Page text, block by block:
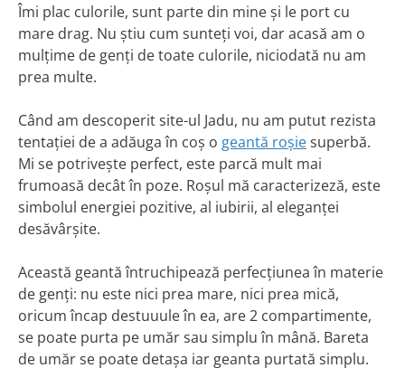
Îmi plac culorile, sunt parte din mine și le port cu
mare drag. Nu știu cum sunteți voi, dar acasă am o
mulțime de genți de toate culorile, niciodată nu am
prea multe.
Când am descoperit site-ul Jadu, nu am putut rezista
tentației de a adăuga în coș o geantă roșiesuperbă.
Mi se potrivește perfect, este parcă mult mai
frumoasă decât în poze. Roșul mă caracterizeză, este
simbolul energiei pozitive, al iubirii, al eleganței
desăvârșite.
Această geantă întruchipează perfecțiunea în materie
de genți: nu este nici prea mare, nici prea mică,
oricum încap destuuule în ea, are 2 compartimente,
se poate purta pe umăr sau simplu în mână. Bareta
de umăr se poate detașa iar geanta purtată simplu.